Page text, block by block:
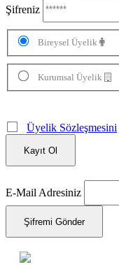
Şifreniz
Bireysel Üyelik
Kurumsal Üyelik
Üyelik Sözleşmesini
Kayıt Ol
E-Mail Adresiniz
Şifremi Gönder